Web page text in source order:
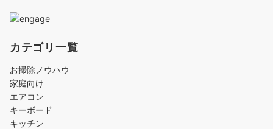
カテゴリ一覧
お掃除ノウハウ
家庭向け
エアコン
キーボード
キッチン